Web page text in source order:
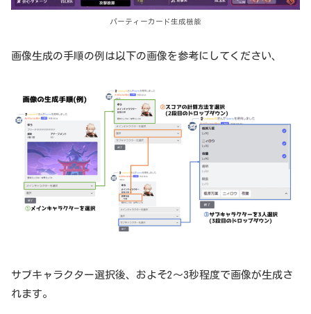
パーティーカード生成機能
画像生成の手順の例は以下の画像を参考にしてください、
サブキャラクター選択後、およそ2～3秒程度で画像が生成さ
れます。